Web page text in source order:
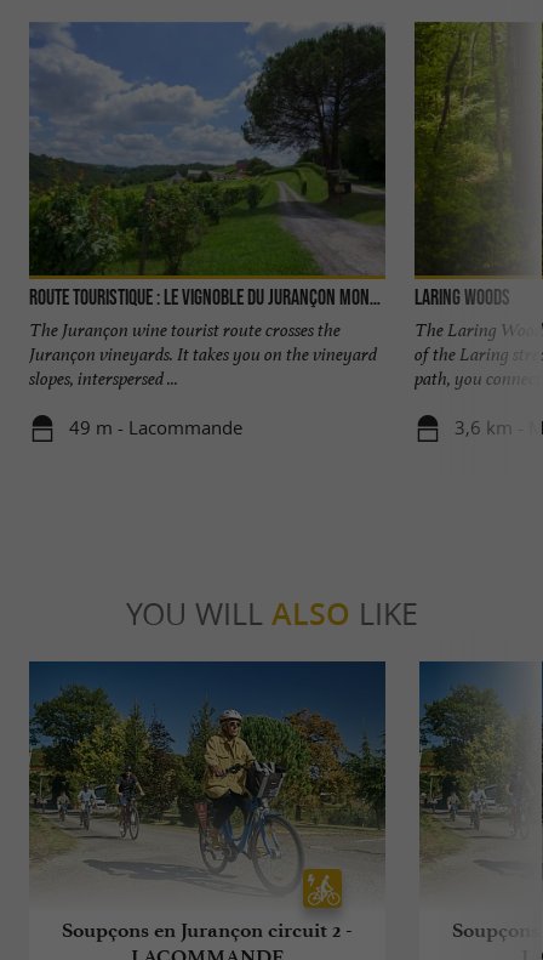
Route Touristique : Le vignoble du Jurançon Monein et Lacommand
The Jurançon wine tourist route crosses the
Jurançon vineyards. It takes you on the vineyard
slopes, interspersed ...
49 m - Lacommande
Laring Woods
The Laring
of the Laring
path, you connect
3,6 km -
YOU WILL ALSO LIKE
Soupçons en Jurançon circuit 2 -